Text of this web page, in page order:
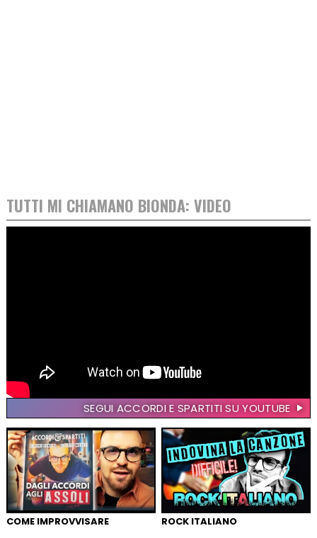
TUTTI MI CHIAMANO BIONDA: VIDEO
SEGUI ACCORDI E SPARTITI SU YOUTUBE
COME IMPROVVISARE ROCK ITALIANO